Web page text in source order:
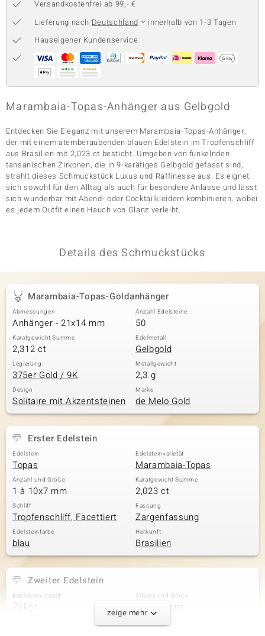
Collection
Classics
Versandkostenfrei ab 99,- €
Lieferung nach Deutschland
innerhalb von 1-3 Tagen
Hauseigener Kundenservice
Marambaia-Topas-Anhänger aus Gelbgold
Entdecken Sie Eleganz mit unserem Marambaia-Topas-Anhänger,
der mit einem atemberaubenden blauen Edelstein im Tropfenschliff
aus Brasilien mit 2,023 ct besticht. Umgeben von funkelnden
tansanischen Zirkonen, die in 9-karätiges Gelbgold gefasst sind,
strahlt dieses Schmuckstück Luxus und Raffinesse aus. Es eignet
sich sowohl für den Alltag als auch für besondere Anlässe und lässt
sich wunderbar mit Abend- oder Cocktailkleidern kombinieren, wobei
es jedem Outfit einen Hauch von Glanz verleiht.
Details des Schmuckstücks
Marambaia-Topas-Goldanhänger
Abmessungen
Anhänger - 21x14 mm
Anzahl Edelsteine
50
Karatgewicht Summe
2,312 ct
Edelmetall
Gelbgold
Legierung
375er Gold / 9K
Metallgewicht
2,3 g
Design
Solitaire mit Akzentsteinen
Marke
de Melo Gold
Erster Edelstein
Edelstein
Topas
Edelsteinvarietät
Marambaia-Topas
Anzahl und Größe
1 à 10x7 mm
Karatgewicht Summe
2,023 ct
Schliff
Tropfenschliff, Facettiert
Fassung
Zargenfassung
Edelsteinfarbe
blau
Herkunft
Brasilien
Zweiter Edelstein
Edelsteinvarietät
Zirkon
Anzahl und Größe
9 à 1,3 mm
zeige mehr